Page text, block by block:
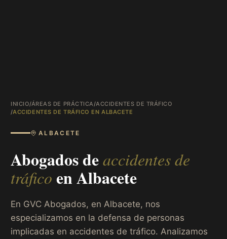
INICIO/ÁREAS DE PRÁCTICA /ACCIDENTES DE TRÁFICO
/ACCIDENTES DE TRÁFICO EN ALBACETE
ALBACETE
Abogados deaccidentes de
tráfico enAlbacete
En GVC Abogados, en Albacete, nos
especializamos en la defensa de personas
implicadas en accidentes de tráfico. Analizamos